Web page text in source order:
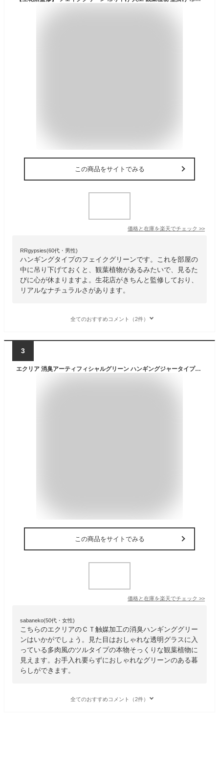
この商品をサイトでみる
価格と在庫を楽天でチェック >>
RRgypsies(60代・男性)
ハンギングタイプのフェイクグリーンです。これを部屋の
中に吊り下げておくと、観葉植物があるみたいで、見るた
びに心が休まりますよ。生花店がきちんと監修しており、
リアルなナチュラルさがあります。
全てのおすすめコメント（2件）
3
エクリア 消臭アーティフィシャルグリーン ハンギングジャータイプ【キシマ 消臭グッズ 空気清浄 造花 デオドラント 観葉植物 CT触媒加工】
この商品をサイトでみる
価格と在庫を楽天でチェック >>
sabaneko(50代・女性)
こちらのエクリアのＣＴ触媒加工の消臭ハンギンググリー
ンはいかがでしょう。見た目はおしゃれな透明グラスに入
っている多肉風のツルタイプの本物そっくりな観葉植物に
見えます。お手入れ要らずにおしゃれなグリーンのある暮
らしができます。
全てのおすすめコメント（2件）